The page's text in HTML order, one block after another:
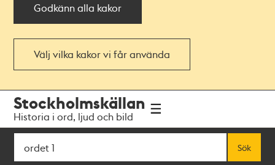
Godkänn alla kakor
Välj vilka kakor vi får använda
navigationen
huvudinnehållet
Stockholmskällan
Historia i ord, ljud och bild
Sök
Sök